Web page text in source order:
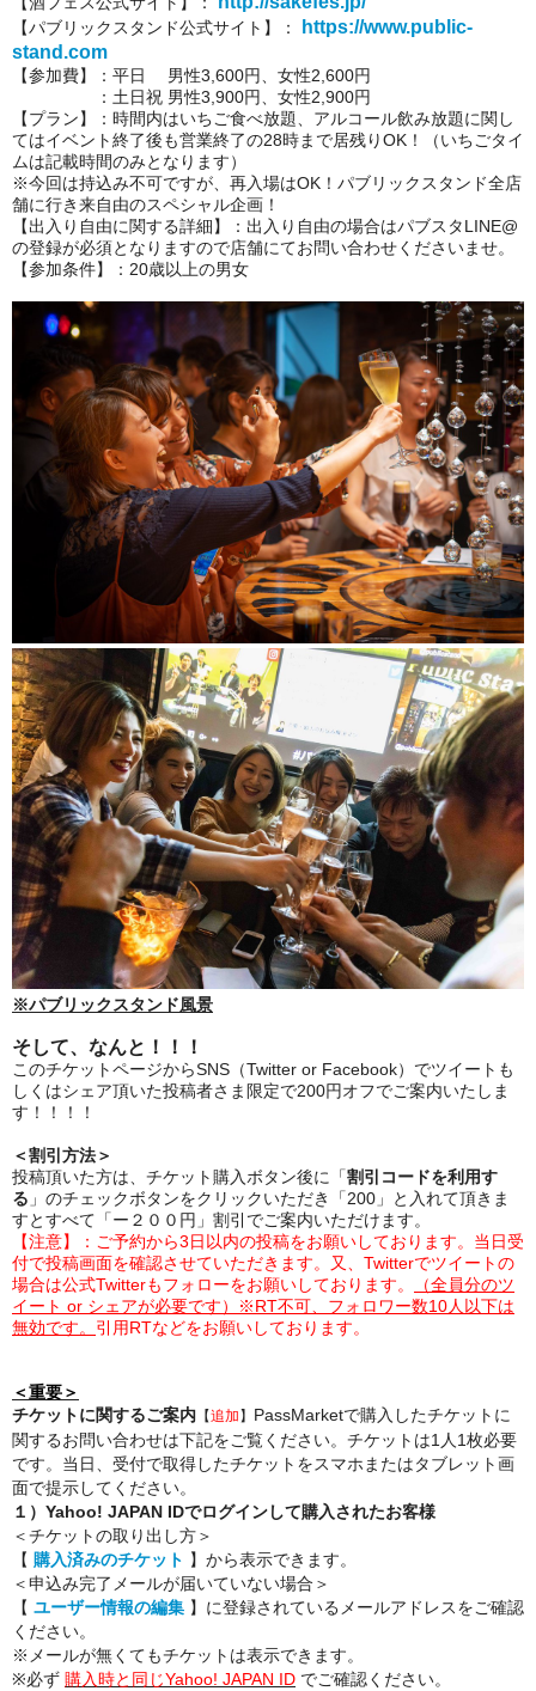
【パブリックスタンド公式サイト】：
https://www.public-
stand.com
【参加費】：平日 男性3,600円、女性2,600円
：土日祝 男性3,900円、女性2,900円
【プラン】：時間内はいちご食べ放題、アルコール飲み放題に関し
てはイベント終了後も営業終了の28時まで居残りOK！（いちごタイ
ムは記載時間のみとなります）
※今回は持込み不可ですが、再入場はOK！パブリックスタンド全店
舗に行き来自由のスペシャル企画！
【出入り自由に関する詳細】：出入り自由の場合はパブスタLINE@
の登録が必須となりますので店舗にてお問い合わせくださいませ。
【参加条件】：20歳以上の男女
※パブリックスタンド風景
そして、なんと！！！
このチケットページからSNS（Twitter or Facebook）でツイートも
しくはシェア頂いた投稿者さま限定で200円オフでご案内いたしま
す！！！！
＜割引方法＞
投稿頂いた方は、チケット購入ボタン後に「割引コードを利用す
る 」のチェックボタンをクリックいただき「200」と入れて頂きま
すとすべて「ー２００円」割引でご案内いただけます。
【注意】：ご予約から3日以内の投稿をお願いしております。当日受
付で投稿画面を確認させていただきます。又、Twitterでツイートの
場合は公式Twitterもフォローをお願いしております。
（全員分のツ
イート or シェアが必要です）※RT不可、フォロワー数10人以下は
無効です。 引用RTなどをお願いしております。
＜重要＞
チケットに関するご案内 【追加】 PassMarketで購入したチケットに
関するお問い合わせは下記をご覧ください。チケットは1人1枚必要
です。当日、受付で取得したチケットをスマホまたはタブレット画
面で提示してください。
１）Yahoo! JAPAN IDでログインして購入されたお客様
＜チケットの取り出し方＞
【 購入済みのチケット 】から表示できます。
＜申込み完了メールが届いていない場合＞
【 ユーザー情報の編集 】に登録されているメールアドレスをご確認
ください。
※メールが無くてもチケットは表示できます。
※必ず 購入時と同じYahoo! JAPAN ID でご確認ください。